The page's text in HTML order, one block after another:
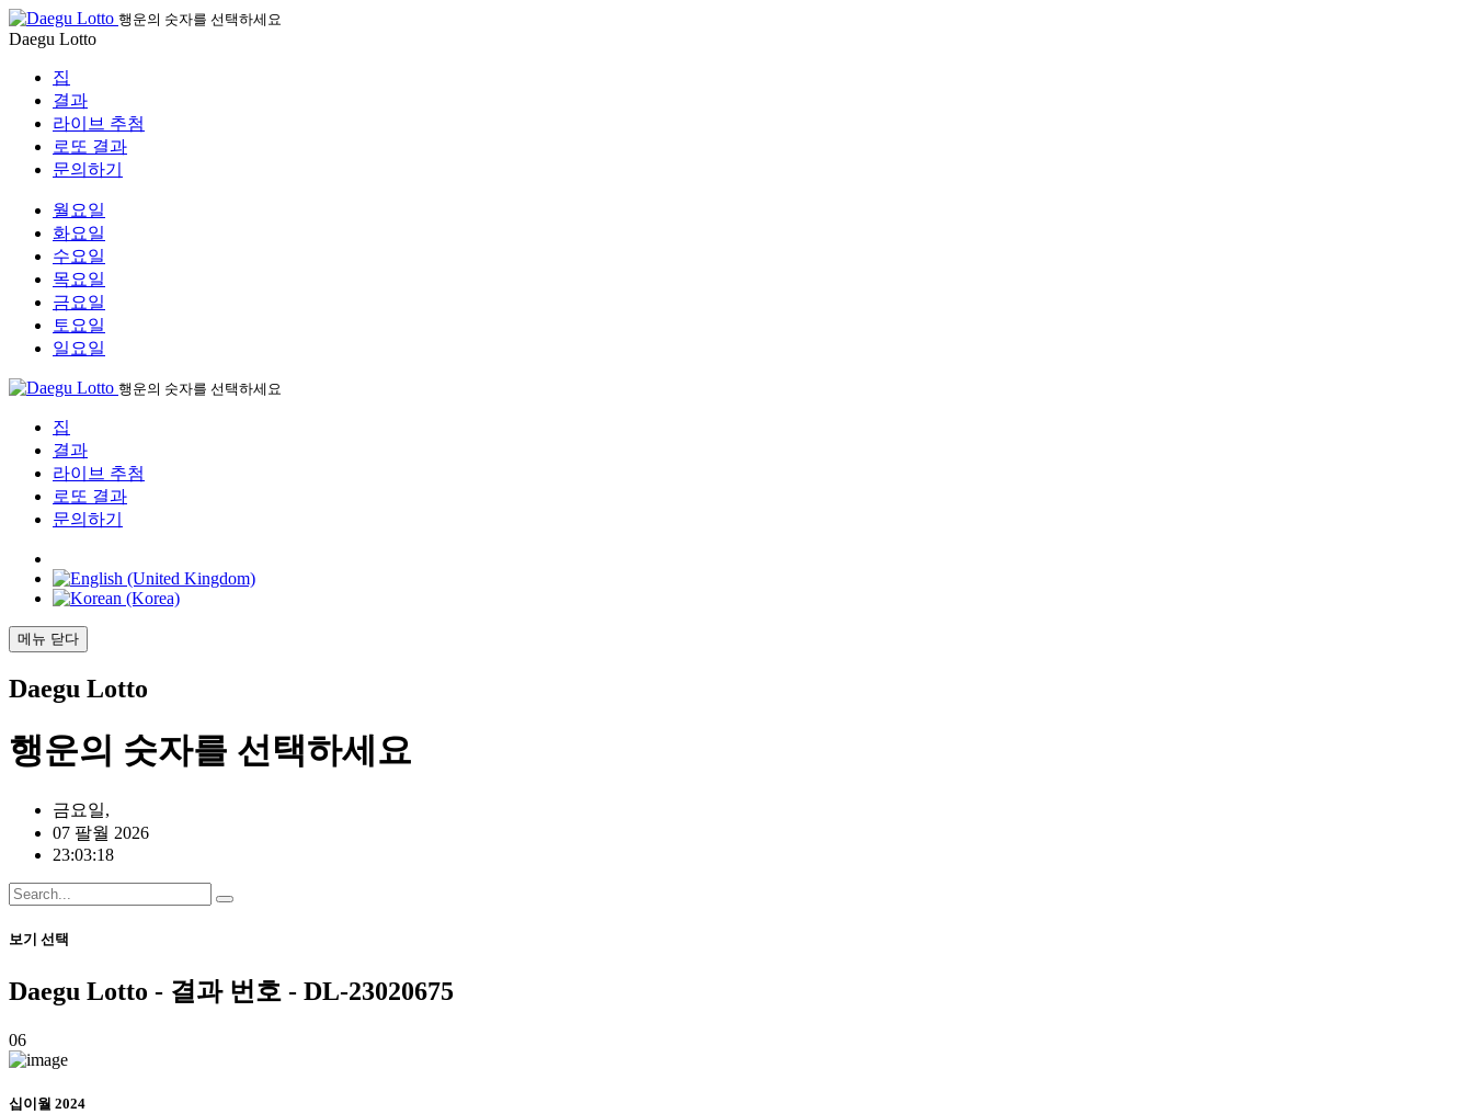
행운의 숫자를 선택하세요
Daegu Lotto
집
결과
라이브 추첨
로또 결과
문의하기
월요일
화요일
수요일
목요일
금요일
토요일
일요일
행운의 숫자를 선택하세요
집
결과
라이브 추첨
로또 결과
문의하기
메뉴 닫다
Daegu Lotto
행운의 숫자를 선택하세요
금요일,
07 팔월 2026
23:03:18
보기 선택
Daegu Lotto - 결과 번호 - DL-23020675
06
십이월 2024